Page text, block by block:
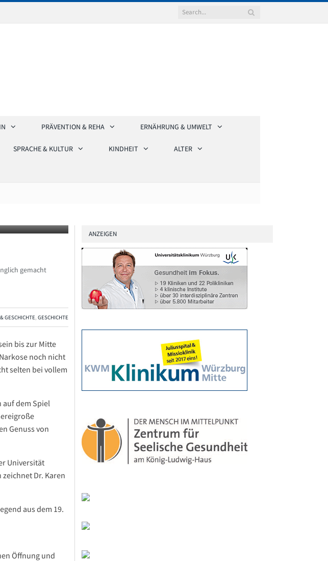
PRÄVENTION & REHA ERNÄHRUNG & UMWELT
SPRACHE & KULTUR KINDHEIT ALTER
gemacht
GESCHICHTE, GESCHICHTE
bis zur Mitte
noch nicht
selten bei vollem
auf dem Spiel
Genuss von
Universität
Dr. Karen
aus dem 19.
Öffnung und
ANZEIGEN